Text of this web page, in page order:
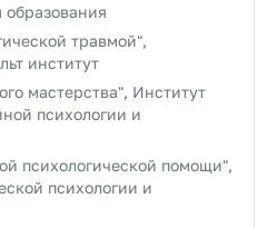
образования
травмой",
институт
мастерства", Институт
психологии и
психологической помощи",
психологии и